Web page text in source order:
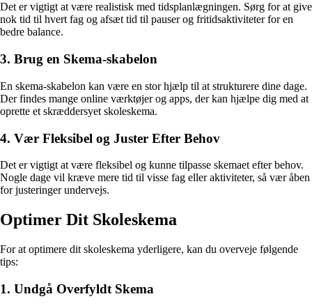
Det er vigtigt at være realistisk med tidsplanlægningen. Sørg for at give
nok tid til hvert fag og afsæt tid til pauser og fritidsaktiviteter for en
bedre balance.
3. Brug en Skema-skabelon
En skema-skabelon kan være en stor hjælp til at strukturere dine dage.
Der findes mange online værktøjer og apps, der kan hjælpe dig med at
oprette et skræddersyet skoleskema.
4. Vær Fleksibel og Juster Efter Behov
Det er vigtigt at være fleksibel og kunne tilpasse skemaet efter behov.
Nogle dage vil kræve mere tid til visse fag eller aktiviteter, så vær åben
for justeringer undervejs.
Optimer Dit Skoleskema
For at optimere dit skoleskema yderligere, kan du overveje følgende
tips:
1. Undgå Overfyldt Skema